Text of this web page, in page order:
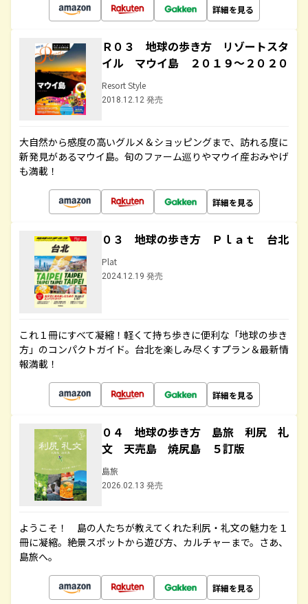
詳細を見る
Ｒ０３ 地球の歩き方 リゾートスタ
イル マウイ島 ２０１９～２０２０
Resort Style
2018.12.12 発売
大自然から感度の高いグルメ＆ショッピングまで、訪れる度に
新発見があるマウイ島。旬のファーム巡りやマウイ産おみやげ
も満載！
詳細を見る
０３ 地球の歩き方 Ｐｌａｔ 台北
Plat
2024.12.19 発売
これ１冊にすべて凝縮！軽くて持ち歩きに便利な「地球の歩き
方」のコンパクトガイド。台北を楽しみ尽くすプラン＆最新情
報満載！
詳細を見る
０４ 地球の歩き方 島旅 利尻 礼
文 天売島 焼尻島 ５訂版
島旅
2026.02.13 発売
ようこそ！ 島の人たちが教えてくれた利尻・礼文の魅力を１
冊に凝縮。絶景スポットから遊び方、カルチャーまで。さあ、
島旅へ。
詳細を見る